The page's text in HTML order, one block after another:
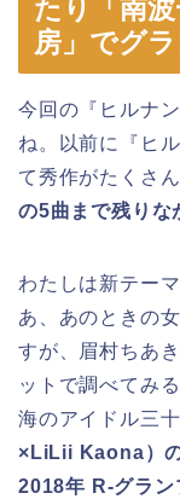
たり「南
房」でグ
今回の『ヒルナ
ね。以前に『ヒ
て秀作がたくさ
の5曲まで残りな
わたしは新テー
あ、あのときの
すが、眉村ちあ
ットで調べてみ
海のアイドル三
×LiLii Kaona）
2018年 R-グラン